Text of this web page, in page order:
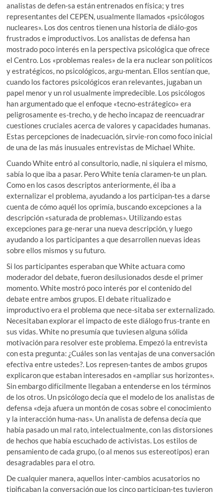
analistas de defen-sa están entrenados en física; y tres
representantes del CEPEN, usualmente llamados «psicólogos
nucleares». Los dos centros tienen una historia de diálo-gos
frustrados e improductivos. Los analistas de defensa han
mostrado poco interés en la perspectiva psicológica que ofrece
el Centro. Los «problemas reales» de la era nuclear son políticos
y estratégicos, no psicológicos, argu-mentan. Ellos sentían que,
cuando los factores psicológicos eran relevantes, jugaban un
papel menor y un rol usualmente impredecible. Los psicólogos
han argumentado que el enfoque «tecno-estrátegico» era
peligrosamente es-trecho, y de hecho incapaz de reencuadrar
cuestiones cruciales acerca de valores y capacidades humanas.
Estas percepciones de inadecuación, sirvie-ron como foco inicial
de una de las más inusuales entrevistas de Michael White.
Cuando White entró al consultorio, nadie, ni siquiera el mismo,
sabía lo que iba a pasar. Pero White tenía claramen-te un plan.
Como en los casos descriptos anteriormente, él iba a
externalizar el problema, ayudando a los participan-tes a darse
cuenta de cómo aquél los oprimía, buscando excepciones a la
descripción «saturada de problemas». Utilizando estas
excepciones para ge-nerar una nueva descripción, y luego
ayudando a los participantes a que desarrollen nuevas ideas
sobre ellos mismos y su futuro.
Si los participantes esperaban que White actuara como
moderador del debate, fueron desilusionados desde el primer
momento. White mostró poco interés por el contenido del
debate entre ambos grupos. El debate ritualizado e
improductivo era el problema que nece-sitaba ser externalizado.
Necesitaban explorar el impacto de este diálogo frus-trante en
sus vidas. White no presumía que tuviesen alguna sólida
motivación para resolver este problema. Empezó la entrevista
con esta pregunta: ¿Cuáles son las ventajas de una conversación
efectiva entre ustedes?. Los represen-tantes de ambos grupos
explicaron que estaban interesados en «ampliar sus horizontes».
Sin embargo difícilmente llegaban a entenderse en los términos
de los otros. Un psicólogo decía que el modelo de los analistas de
defensa «deja afuera un montón de cosas sobre el conocimiento
y la interacción huma-nas». Un analista de defensa decía que
había pasado un mal rato, intelectualmente, con las distorsiones
de hechos que había escuchado de activistas. Los estilos de
pensamiento de cada grupo, (o al menos sus estereotipos) eran
desagradables para el otro.
De cualquier manera, aquellos inter-cambios acusatorios no
tipificaban la conversación que los cinco participan-tes tuvieron